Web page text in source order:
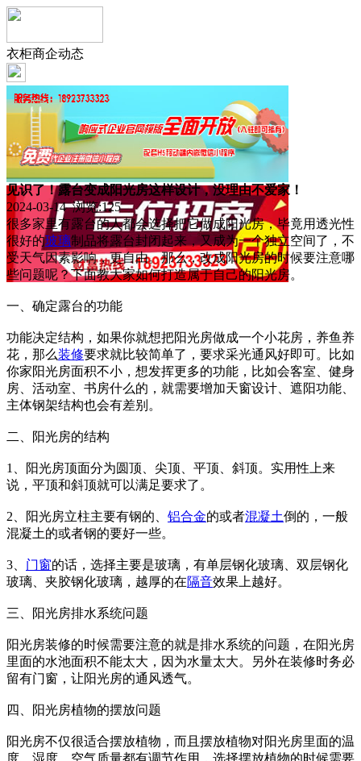
衣柜商企动态
见识了！露台变成阳光房这样设计，没理由不爱家！
2024-03-14 浏览:125
很多家里有露台的人都会选择把它做成阳光房，毕竟用透光性
很好的玻璃制品将露台封闭起来，又成为一个独立空间了，不
受天气因素影响，更自由。那么，改成阳光房的时候要注意哪
些问题呢？下面教大家如何打造属于自己的阳光房。
一、确定露台的功能
功能决定结构，如果你就想把阳光房做成一个小花房，养鱼养
花，那么装修要求就比较简单了，要求采光通风好即可。比如
你家阳光房面积不小，想发挥更多的功能，比如会客室、健身
房、活动室、书房什么的，就需要增加天窗设计、遮阳功能、
主体钢架结构也会有差别。
二、阳光房的结构
1、阳光房顶面分为圆顶、尖顶、平顶、斜顶。实用性上来
说，平顶和斜顶就可以满足要求了。
2、阳光房立柱主要有钢的、 铝合金的或者混凝土倒的，一般
混凝土的或者钢的要好一些。
3、 门窗的话，选择主要是玻璃，有单层钢化玻璃、双层钢化
玻璃、夹胶钢化玻璃，越厚的在隔音效果上越好。
三、阳光房排水系统问题
阳光房装修的时候需要注意的就是排水系统的问题，在阳光房
里面的水池面积不能太大，因为水量太大。另外在装修时务必
留有门窗，让阳光房的通风透气。
四、阳光房植物的摆放问题
阳光房不仅很适合摆放植物，而且摆放植物对阳光房里面的温
度、湿度、空气质量都有调节作用，选择摆放植物的时候需要